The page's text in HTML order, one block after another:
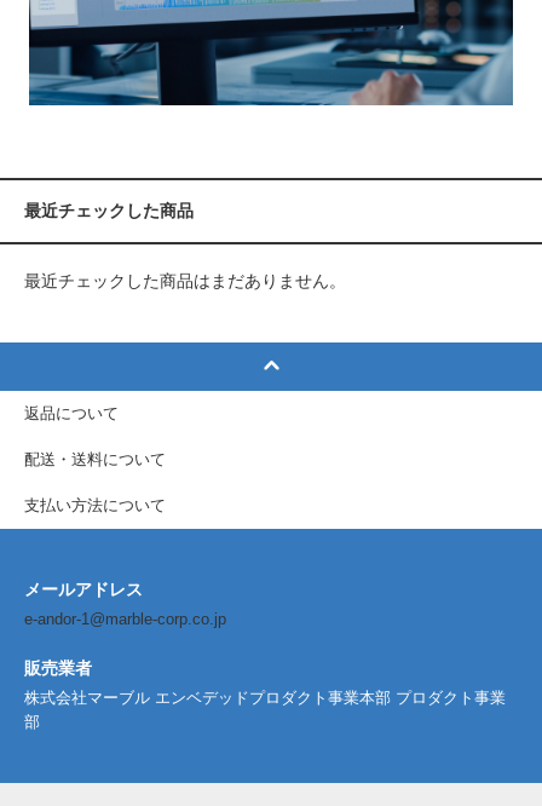
最近チェックした商品
最近チェックした商品はまだありません。
返品について
配送・送料について
支払い方法について
メールアドレス
e-andor-1@marble-corp.co.jp
販売業者
株式会社マーブル エンベデッドプロダクト事業本部 プロダクト事業
部